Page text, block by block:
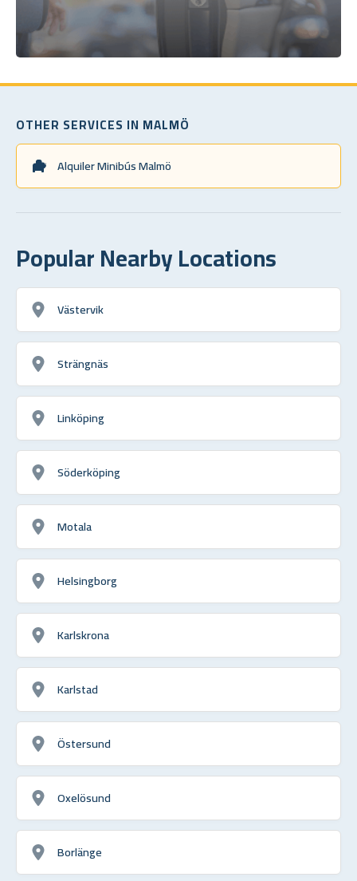
OTHER SERVICES IN MALMÖ
Alquiler Minibús Malmö
Popular Nearby Locations
Västervik
Strängnäs
Linköping
Söderköping
Motala
Helsingborg
Karlskrona
Karlstad
Östersund
Oxelösund
Borlänge